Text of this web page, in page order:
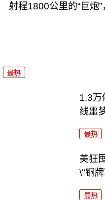
射程1800公里的“巨炮”
最热
1.3万
线噩
最热
美狂
\"铜
最热